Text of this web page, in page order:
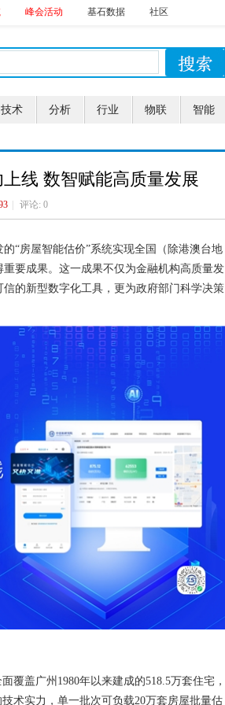
峰会活动 基石数据 社区
技术 分析 行业 物联 智能
线 数智赋能高质量发展
评论: 0
“房屋智能估价”系统实现全国（除港澳台地
要成果。这一成果不仅为金融机构高质量发
的新型数字化工具，更为政府部门科学决策
覆盖广州1980年以来建成的518.5万套住宅，
术实力，单一批次可负载20万套房屋批量估